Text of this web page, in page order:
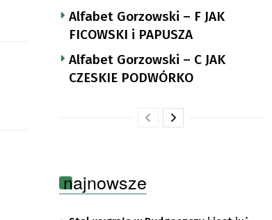
LANDSBERGA
Alfabet Gorzowski – F JAK
FICOWSKI i PAPUSZA
Alfabet Gorzowski – C JAK
CZESKIE PODWÓRKO
najnowsze